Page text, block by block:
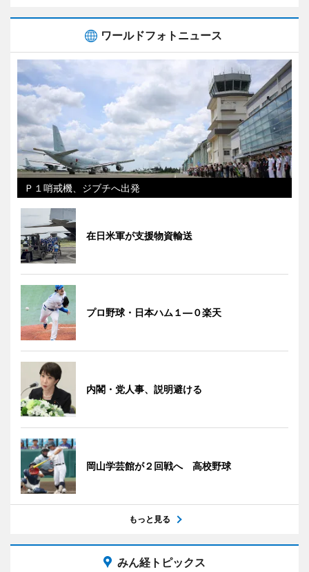
ワールドフォトニュース
Ｐ１哨戒機、ジブチへ出発
在日米軍が支援物資輸送
プロ野球・日本ハム１―０楽天
内閣・党人事、説明避ける
岡山学芸館が２回戦へ 高校野球
もっと見る
みん経トピックス